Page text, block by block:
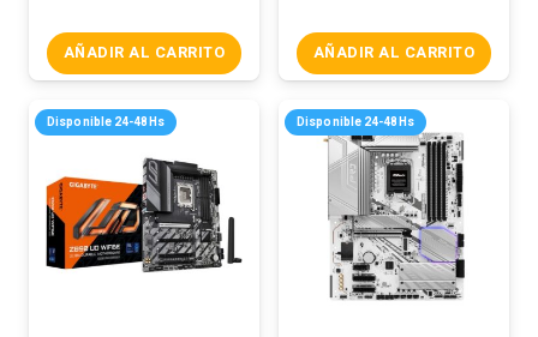
AÑADIR AL CARRITO AÑADIR AL CARRITO
Disponible 24-48Hs Disponible 24-48Hs